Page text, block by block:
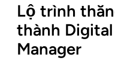
Lộ trình
thành
Manager